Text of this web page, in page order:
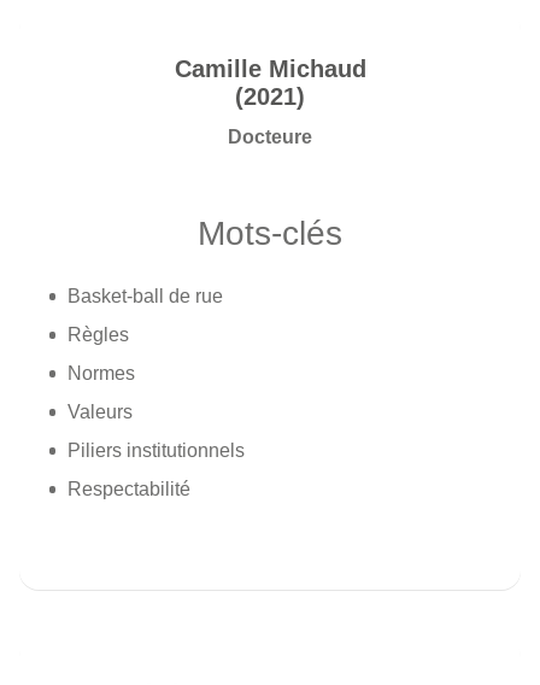
Camille Michaud
(2021)
Docteure
Mots-clés
Basket-ball de rue
Règles
Normes
Valeurs
Piliers institutionnels
Respectabilité